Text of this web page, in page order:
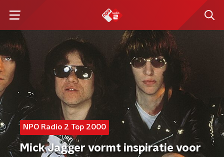
NPO Radio 2 Top 2000
Mick Jagger vormt inspiratie voor